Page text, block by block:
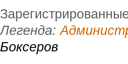
Легенда:
Боксеров